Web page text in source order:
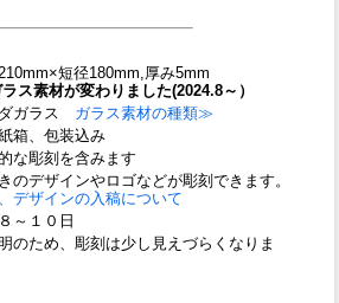
短径180mm,厚み5mm
ス素材が変わりました(2024.8～）
ガラス ガラス素材の種類≫
箱、包装込み
な彫刻を含みます
のデザインやロゴなどが彫刻できます。
デザインの入稿について
～１０日
のため、彫刻は少し見えづらくなりま